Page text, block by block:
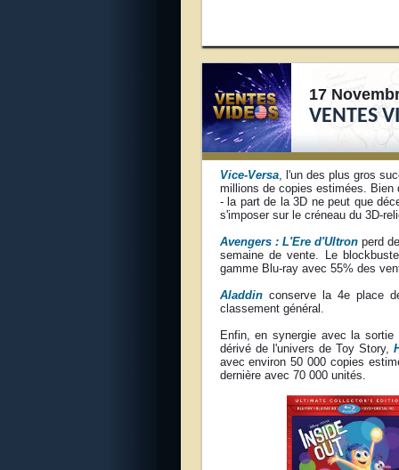
17
VENTES
Vice-Versa, l'un des plus gros
millions de copies estimées.
- la part de la 3D ne peut que
s'imposer sur le créneau du 3D-
Avengers : L'Ere d'Ultronperd
semaine de vente. Le
gamme Blu-ray avec 55% des
Aladdinconserve la 4e place
classement général.
Enfin, en synergie avec la
dérivé de l'univers de Toy Story,
avec environ 50 000 copies
dernière avec 70 000 unités.